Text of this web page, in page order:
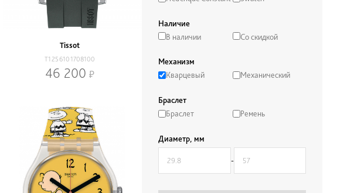
Наличие
В наличии
Со скидкой
Механизм
Кварцевый
Механический
Браслет
Браслет
Ремень
Диаметр, мм
-
Tissot
T1256101708100
46 200